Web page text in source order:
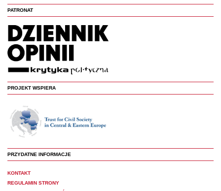
PATRONAT
PROJEKT WSPIERA
PRZYDATNE INFORMACJE
KONTAKT
REGULAMIN STRONY